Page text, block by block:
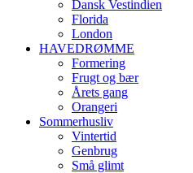
Dansk Vestindien
Florida
London
HAVEDRØMME
Formering
Frugt og bær
Årets gang
Orangeri
Sommerhusliv
Vintertid
Genbrug
Små glimt